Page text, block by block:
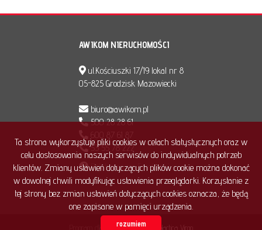
AWIKOM NIERUCHOMOŚCI
ul.Kościuszki 17/19 lokal nr 8
05-825 Grodzisk Mazowiecki
biuro@awikom.pl
500 28 28 61
53 55 78 222
Polub nas na Facebook'u
Program dla biur nieruchomości Galactica Virgo
Ta strona wykorzystuje pliki cookies w celach statystycznych oraz w
celu dostosowania naszych serwisów do indywidualnych potrzeb
klientów. Zmiany ustawień dotyczących plików cookie można dokonać
w dowolnej chwili modyfikując ustawienia przeglądarki. Korzystanie z
tej strony bez zmian ustawień dotyczących cookies oznacza, że będą
one zapisane w pamięci urządzenia.
rozumiem